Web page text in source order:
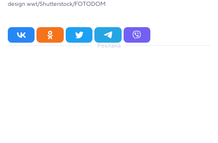
design wwt/Shutterstock/FOTODOM
Реклама